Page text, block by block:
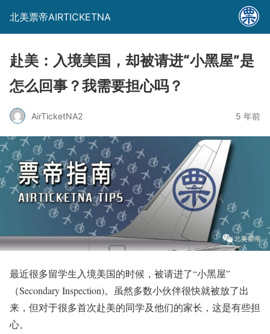
北美票帝AIRTICKETNA
赴美：入境美国，却被请进“小黑屋”是
怎么回事？我需要担心吗？
AirTicketNA2 5 年前
最近很多留学生入境美国的时候，被请进了“小黑屋”
（Secondary Inspection)。虽然多数小伙伴很快就被放了出
来，但对于很多首次赴美的同学及他们的家长，这是有些担
心。